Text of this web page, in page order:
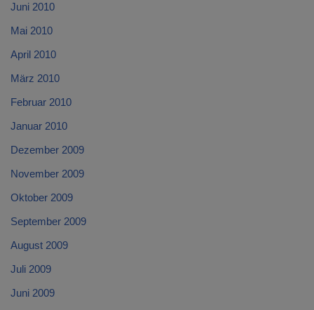
Juni 2010
Mai 2010
April 2010
März 2010
Februar 2010
Januar 2010
Dezember 2009
November 2009
Oktober 2009
September 2009
August 2009
Juli 2009
Juni 2009